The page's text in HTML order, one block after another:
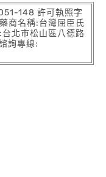
148 許可執照字
商名稱:台灣屈臣氏
北市松山區八德路
詢專線: